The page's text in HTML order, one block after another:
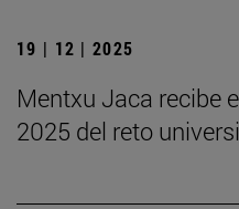
19 | 12 | 2025
Mentxu Jaca recibe
2025 del reto